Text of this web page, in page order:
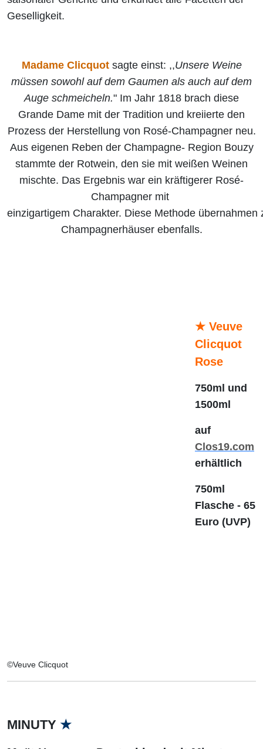
Geselligkeit.
Madame Clicquotsagte einst: ,,Unsere Weine
müssen sowohl auf dem Gaumen als auch auf dem
Auge schmeicheln." Im Jahr 1818 brach diese
Grande Dame mit der Tradition und kreiierte den
Prozess der Herstellung von Rosé-Champagner neu.
Aus eigenen Reben der Champagne- Region Bouzy
stammte der Rotwein, den sie mit weißen Weinen
mischte. Das Ergebnis war ein kräftigerer Rosé-
Champagner mit
einzigartigem Charakter. Diese Methode übernahmen
Champagnerhäuser ebenfalls.
★ Veuve
Clicquot
Rose
750ml und
1500ml
auf
Clos19.com
erhältlich
750ml
Flasche - 65
Euro (UVP)
©Veuve Clicquot
MINUTY ★